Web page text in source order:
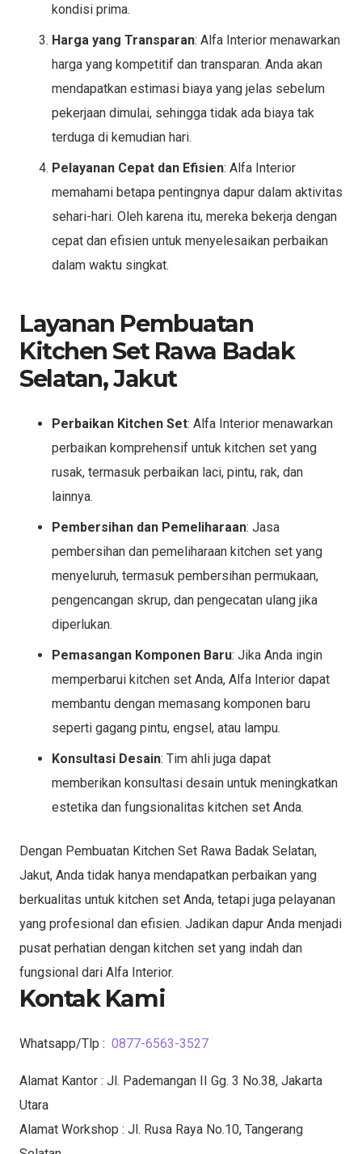
kondisi prima.
Harga yang Transparan: Alfa Interior menawarkan
harga yang kompetitif dan transparan. Anda akan
mendapatkan estimasi biaya yang jelas sebelum
pekerjaan dimulai, sehingga tidak ada biaya tak
terduga di kemudian hari.
Pelayanan Cepat dan Efisien: Alfa Interior
memahami betapa pentingnya dapur dalam aktivitas
sehari-hari. Oleh karena itu, mereka bekerja dengan
cepat dan efisien untuk menyelesaikan perbaikan
dalam waktu singkat.
Layanan Pembuatan
Kitchen Set Rawa Badak
Selatan, Jakut
Perbaikan Kitchen Set: Alfa Interior menawarkan
perbaikan komprehensif untuk kitchen set yang
rusak, termasuk perbaikan laci, pintu, rak, dan
lainnya.
Pembersihan dan Pemeliharaan: Jasa
pembersihan dan pemeliharaan kitchen set yang
menyeluruh, termasuk pembersihan permukaan,
pengencangan skrup, dan pengecatan ulang jika
diperlukan.
Pemasangan Komponen Baru: Jika Anda ingin
memperbarui kitchen set Anda, Alfa Interior dapat
membantu dengan memasang komponen baru
seperti gagang pintu, engsel, atau lampu.
Konsultasi Desain: Tim ahli juga dapat
memberikan konsultasi desain untuk meningkatkan
estetika dan fungsionalitas kitchen set Anda.
Dengan Pembuatan Kitchen Set Rawa Badak Selatan,
Jakut, Anda tidak hanya mendapatkan perbaikan yang
berkualitas untuk kitchen set Anda, tetapi juga pelayanan
yang profesional dan efisien. Jadikan dapur Anda menjadi
pusat perhatian dengan kitchen set yang indah dan
fungsional dari Alfa Interior.
Kontak Kami
Whatsapp/Tlp : 0877-6563-3527
Alamat Kantor : Jl. Pademangan II Gg. 3 No.38, Jakarta
Utara
Alamat Workshop : Jl. Rusa Raya No.10, Tangerang